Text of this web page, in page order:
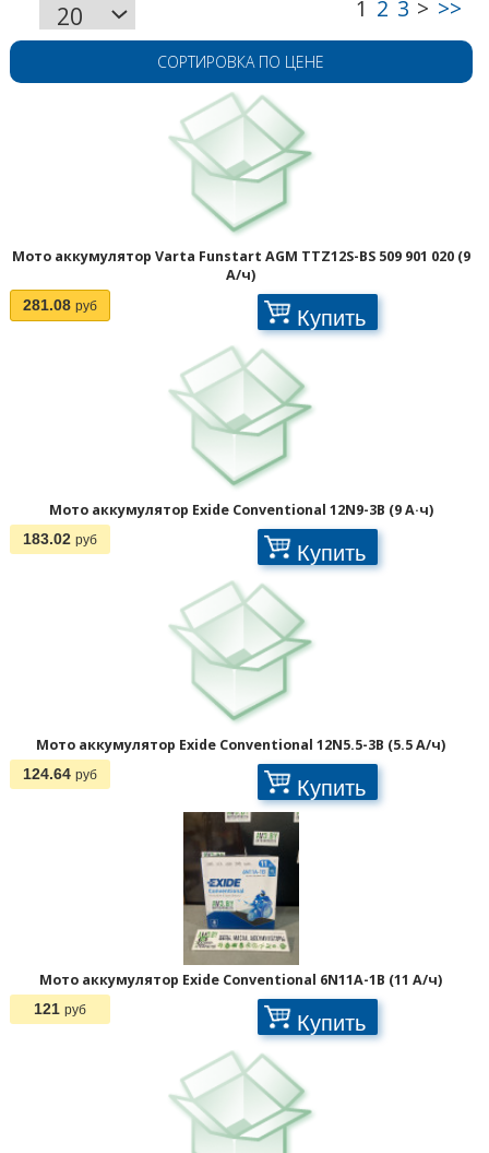
СОРТИРОВКА ПО ЦЕНЕ
Мото аккумулятор Varta Funstart AGM TTZ12S-BS 509 901 020 (9
А/ч)
281.08 руб Купить
Мото аккумулятор Exide Conventional 12N9-3B (9 А·ч)
183.02 руб Купить
Мото аккумулятор Exide Conventional 12N5.5-3B (5.5 А/ч)
124.64 руб Купить
Мото аккумулятор Exide Conventional 6N11A-1B (11 А/ч)
121 руб Купить